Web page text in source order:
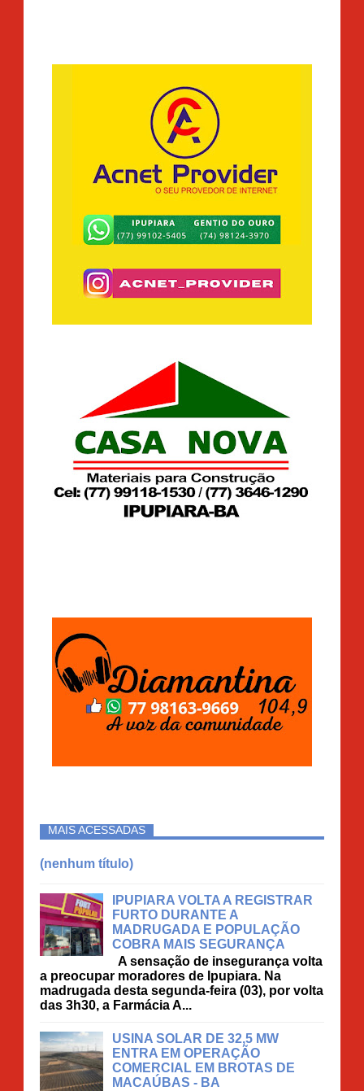
MAIS ACESSADAS
(nenhum título)
IPUPIARA VOLTA A REGISTRAR
FURTO DURANTE A
MADRUGADA E POPULAÇÃO
COBRA MAIS SEGURANÇA
A sensação de insegurança volta
a preocupar moradores de Ipupiara. Na
madrugada desta segunda-feira (03), por volta
das 3h30, a Farmácia A...
USINA SOLAR DE 32,5 MW
ENTRA EM OPERAÇÃO
COMERCIAL EM BROTAS DE
MACAÚBAS - BA